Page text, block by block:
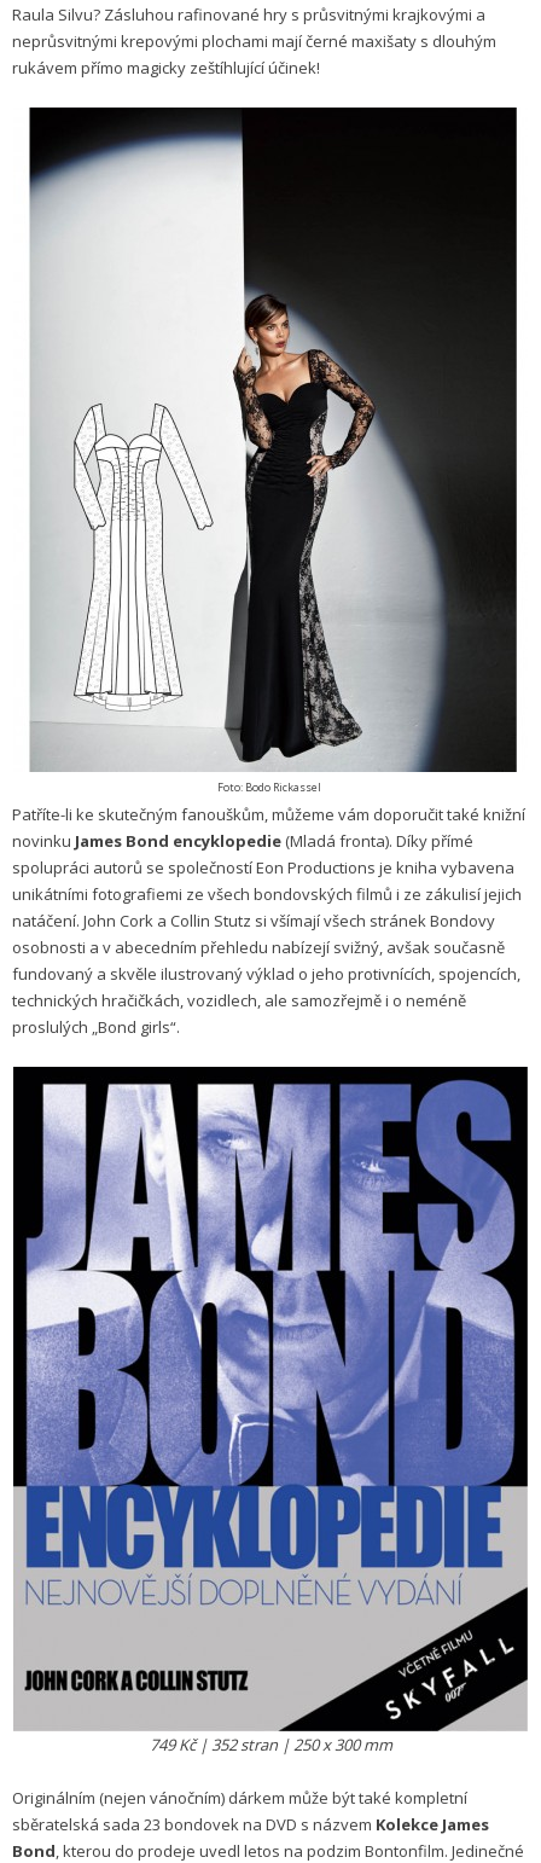
Raula Silvu? Zásluhou rafinované hry s průsvitnými krajkovými a
neprůsvitnými krepovými plochami mají černé maxišaty s dlouhým
rukávem přímo magicky zeštíhlující účinek!
Foto: Bodo Rickassel
Patříte-li ke skutečným fanouškům, můžeme vám doporučit také knižní
novinku James Bond encyklopedie (Mladá fronta). Díky přímé
spolupráci autorů se společností Eon Productions je kniha vybavena
unikátními fotografiemi ze všech bondovských filmů i ze zákulisí jejich
natáčení. John Cork a Collin Stutz si všímají všech stránek Bondovy
osobnosti a v abecedním přehledu nabízejí svižný, avšak současně
fundovaný a skvěle ilustrovaný výklad o jeho protivnících, spojencích,
technických hračičkách, vozidlech, ale samozřejmě i o neméně
proslulých „Bond girls“.
749 Kč | 352 stran | 250 x 300 mm
Originálním (nejen vánočním) dárkem může být také kompletní
sběratelská sada 23 bondovek na DVD s názvem Kolekce James
Bond, kterou do prodeje uvedl letos na podzim Bontonfilm. Jedinečné